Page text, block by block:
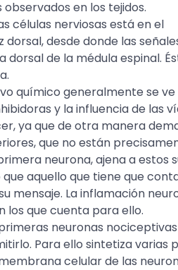
en los tejidos.
células nerviosas está en el
dorsal, desde donde las
dorsal de la médula espinal.
químico generalmente se
y la influencia de las
ya que de otra manera
que no están
neurona, ajena a estos
aquello que tiene que
mensaje. La inflamación
los que cuenta para ello.
neuronas
Para ello sintetiza
celular de las